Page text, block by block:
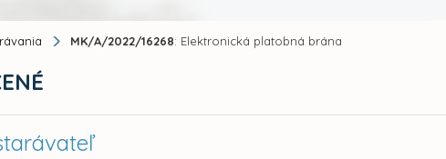
MK/A/2022/16268: Elektronická platobná brána